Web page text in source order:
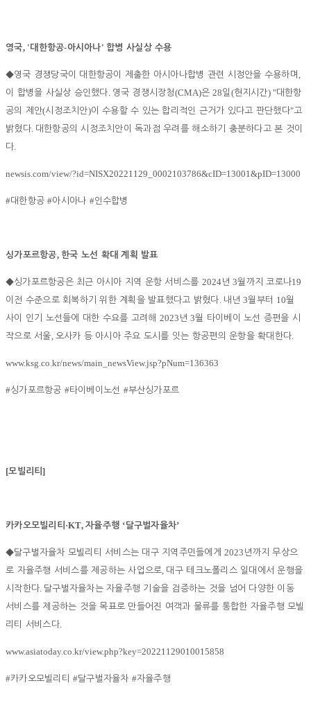
영국, '대한항공-아시아나' 합병 사실상 수용
◆영국 경쟁당국이 대한항공이 제출한 아시아나합병 관련 시정안을 수용하며 ,
이 합병을 사실상 승인했다. 영국 경쟁시장청(CMA)은28일 (현지시간) "대한항
공의 제안(시정조치안)이 수용할 수 있는 합리적인 근거가 있다고 판단했다"고
밝혔다. 대한항공의 시정조치안이 독과점 우려를 해소하기 충분하다고 본 것이
다.
newsis.com/view/?id=NISX20221129_0002103786&cID=13001&pID=13000
#대한항공#아시아나 #인수합병
싱가포르항공,한국 노선 확대 계획 발표
◆싱가포르항공은 최근 아시아 지역 운항 서비스를 2024년3월까지 코로나19
이전 수준으로 회복하기 위한 계획을 발표했다고 밝혔다. 내년3월부터 10월
사이 인기 노선들에 대한 수요를 고려해 2023 년3월 타이베이 노선 증편을 시
작으로 서울, 오사카 등 아시아 주요 도시를 잇는 항공편의 운항을 확대한다.
www.ksg.co.kr/news/main_newsView.jsp?pNum=136363
#싱가포르항공 #타이베이노선 #부산싱가포르
[모빌리티]
카카오모빌리티 ·KT,자율주행 ‘달구벌자율차’
◆달구벌자율차 모빌리티 서비스는 대구 지역주민들에게2023 년까지 무상으
로 자율주행 서비스를 제공하는 사업으로, 대구 테크노폴리스 일대에서 운행을
시작한다. 달구벌자율차는 자율주행 기술을 검증하는 것을 넘어 다양한 이동
서비스를 제공하는 것을 목표로 만들어진 여객과 물류를 통합한 자율주행 모빌
리티 서비스다.
www.asiatoday.co.kr/view.php?key=20221129010015858
#카카오모빌리티#달구벌자율차 #자율주행